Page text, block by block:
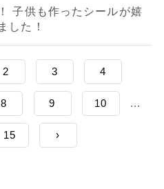
子供も作ったシールが嬉
した！
2 3 4
8 9 10 ...
15 ›